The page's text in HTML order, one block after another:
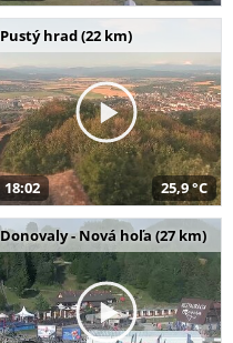
Pustý hrad (22 km)
18:02 25,9 °C
Donovaly - Nová hoľa (27 km)